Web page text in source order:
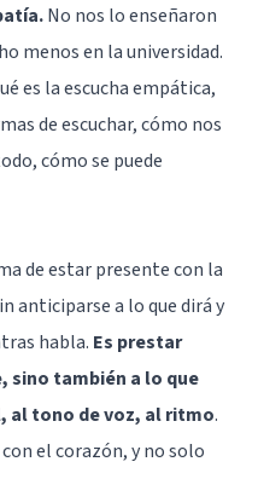
No nos lo enseñaron
menos en la universidad.
es la escucha empática,
de escuchar, cómo nos
cómo se puede
de estar presente con la
anticiparse a lo que dirá y
habla. Es prestar
sino también a lo que
al tono de voz, al ritmo.
el corazón, y no solo